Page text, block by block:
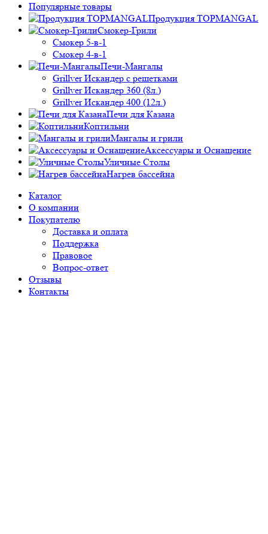
Популярные товары
Продукция TOPMANGAL
Смокер-Грили
Смокер 5-в-1
Смокер 4-в-1
Печи-Мангалы
Grillver Искандер с решетками
Grillver Искандер 360 (8л.)
Grillver Искандер 400 (12л.)
Печи для Казана
Коптильни
Мангалы и грили
Аксессуары и Оснащение
Уличные Столы
Нагрев бассейна
Каталог
О компании
Покупателю
Доставка и оплата
Поддержка
Правовое
Вопрос-ответ
Отзывы
Контакты